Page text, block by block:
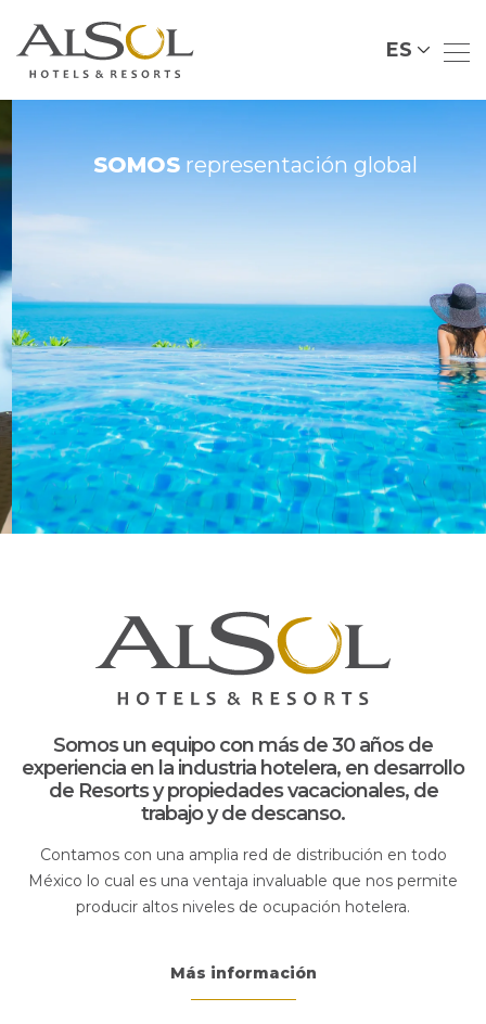
ES
SOMOSrepresentación global
Somos un equipo con más de 30 años de
experiencia en la industria hotelera, en desarrollo
de Resorts y propiedades vacacionales, de
trabajo y de descanso.
Contamos con una amplia red de distribución en todo
México lo cual es una ventaja invaluable que nos permite
producir altos niveles de ocupación hotelera.
Más información